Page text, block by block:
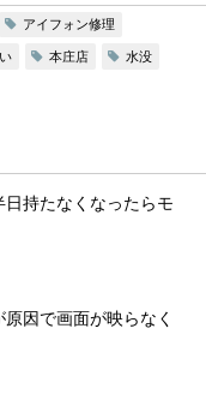
アイフォン修理
本庄店 水没
持たなくなったらモ
因で画面が映らなく